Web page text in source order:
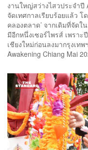
งานใหญ่สว่างไสวประจำปี
จัดเทศกาลเรียบร้อยแล้ว
คลองตลาด’ จากเดิมที่จัด
มีอีกหนึ่งเซอร์ไพรส์ เพรา
เชียงใหม่ก่อนลงมากรุงเท
Awakening Chiang Mai